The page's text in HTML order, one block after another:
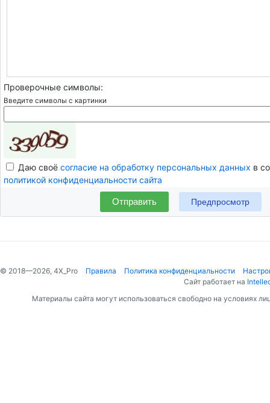
Проверочные символы:
Введите символы с картинки
Даю своё согласие на обработку персональных данных в
политикой конфиденциальности сайта
Отправить
© 2018—2026, 4X_Pro Правила Политика конфиденциальности
Сайт работает на
Материалы сайта могут использоваться свободно на условиях